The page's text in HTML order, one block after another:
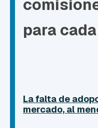
para
La falta de
mercado, al